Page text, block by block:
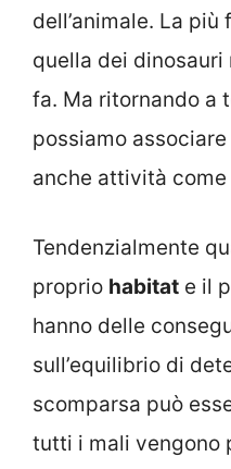
dell’animale. La più
quella dei
fa. Ma ritornando a
possiamo
anche attività come
Tendenzialmente
proprio habitat e il
hanno delle
sull’equilibrio di
scomparsa può
tutti i mali vengono